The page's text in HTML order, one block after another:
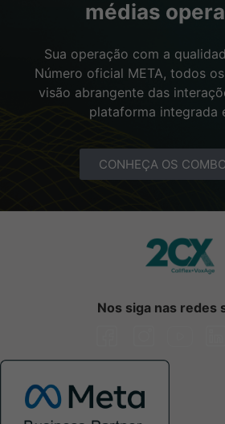
médias
Sua operação com a
Número oficial META, todos
visão abrangente das
plataforma integrada
CONHEÇA OS
Nos siga nas redes